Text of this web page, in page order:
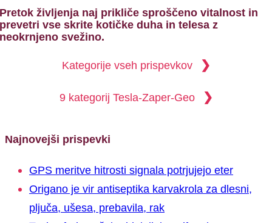
Pretok življenja naj prikliče sproščeno vitalnost in
prevetri vse skrite kotičke duha in telesa z
neokrnjeno svežino.
Kategorije vseh prispevkov ❯
9 kategorij Tesla-Zaper-Geo ❯
Najnovejši prispevki
GPS meritve hitrosti signala potrjujejo eter
Origano je vir antiseptika karvakrola za dlesni,
pljuča, ušesa, prebavila, rak